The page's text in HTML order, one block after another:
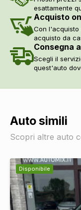
esattamente
Acquisto
Con l'acquisto
acquisto da
Consegna
Scegli il
quest'auto
Auto simili
Scopri altre auto
Disponibile